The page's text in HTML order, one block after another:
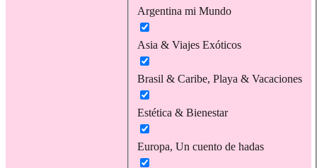
Argentina mi Mundo
Asia & Viajes Exóticos
Brasil & Caribe, Playa & Vacaciones
Estética & Bienestar
Europa, Un cuento de hadas